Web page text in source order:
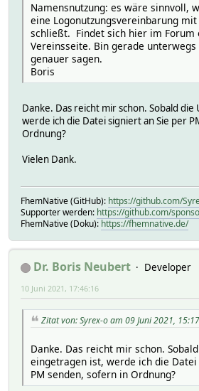
Namensnutzung: es wäre sinnvoll,
eine Logonutzungsvereinbarung
schließt. Findet sich hier im Forum
Vereinsseite. Bin gerade
genauer sagen.
Boris
Danke. Das reicht mir schon. Sobald
werde ich die Datei signiert an Sie per
Ordnung?
Vielen Dank.
FhemNative (GitHub): https://github.com/
Supporter werden: https://github.com/
FhemNative (Doku): https://fhemnative.de/
Dr. Boris Neubert
Developer
10 Juni 2021, 17:46:16
Zitat von: Syrex-o am 09 Juni 2021,
Danke. Das reicht mir schon.
eingetragen ist, werde ich die
PM senden, sofern in Ordnung?